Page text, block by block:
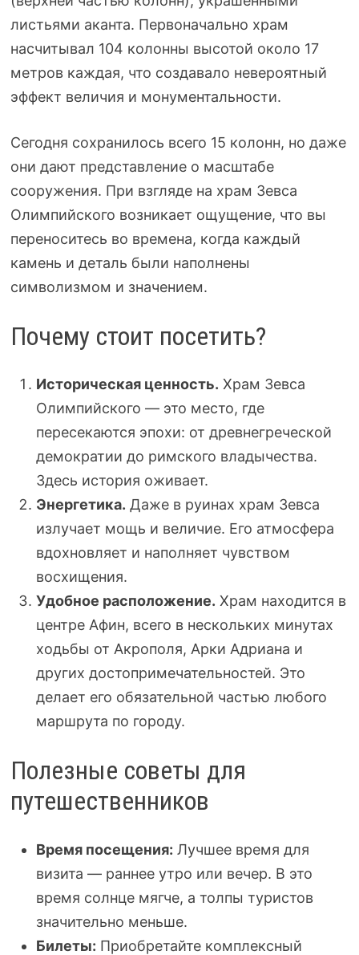
листьями аканта. Первоначально храм
насчитывал 104 колонны высотой около 17
метров каждая, что создавало невероятный
эффект величия и монументальности.
Сегодня сохранилось всего 15 колонн, но даже
они дают представление о масштабе
сооружения. При взгляде на храм Зевса
Олимпийского возникает ощущение, что вы
переноситесь во времена, когда каждый
камень и деталь были наполнены
символизмом и значением.
Почему стоит посетить?
Историческая ценность. Храм Зевса
Олимпийского — это место, где
пересекаются эпохи: от древнегреческой
демократии до римского владычества.
Здесь история оживает.
Энергетика. Даже в руинах храм Зевса
излучает мощь и величие. Его атмосфера
вдохновляет и наполняет чувством
восхищения.
Удобное расположение. Храм находится в
центре Афин, всего в нескольких минутах
ходьбы от Акрополя, Арки Адриана и
других достопримечательностей. Это
делает его обязательной частью любого
маршрута по городу.
Полезные советы для
путешественников
Время посещения: Лучшее время для
визита — раннее утро или вечер. В это
время солнце мягче, а толпы туристов
значительно меньше.
Билеты: Приобретайте комплексный